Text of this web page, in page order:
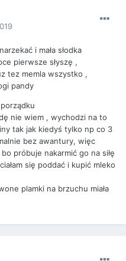
i mała słodka
pierwsze słyszę ,
tez memla wszystko ,
pandy
nie wiem , wychodzi na to
tak jak kiedyś tylko np co 3
bez awantury, więc
próbuje nakarmić go na siłę
się poddać i kupić mleko
plamki na brzuchu miała